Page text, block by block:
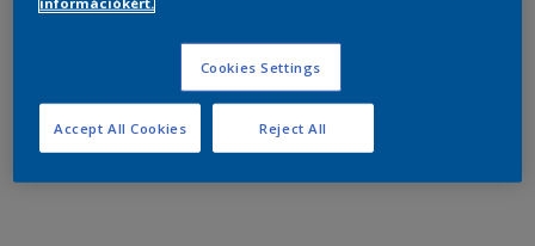
Cookies Settings
Reject All
Accept All Cookies